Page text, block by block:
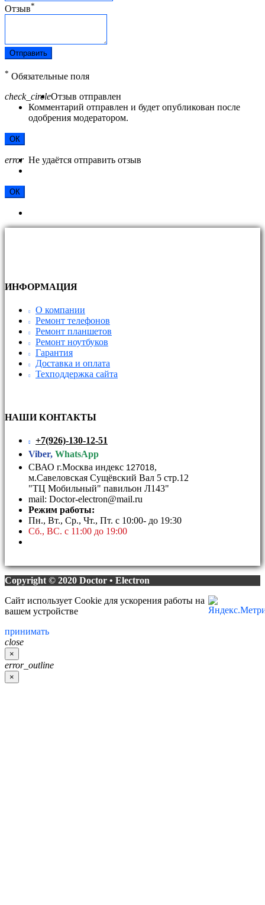
Отзыв*
Отправить
* Обязательные поля
check_circleОтзыв отправлен
Комментарий отправлен и будет опубликован после
одобрения модератором.
ОК
error Не удаётся отправить отзыв
ОК
ИНФОРМАЦИЯ
О компании
Ремонт телефонов
Ремонт планшетов
Ремонт ноутбуков
Гарантия
Доставка и оплата
Техподдержка сайта
НАШИ КОНТАКТЫ
+7(926)-130-12-51
Viber, WhatsApp
СВАО г.Москва индекс 127018,
м.Савеловская Сущёвский Вал 5 стр.12
"ТЦ Мобильный" павильон Л143"
mail: Doctor-electron@mail.ru
Режим работы:
Пн., Вт., Ср., Чт., Пт. с 10:00- до 19:30
Сб., ВС. с 11:00 до 19:00
Copyright © 2020 Doctor • Electron
Сайт использует Cookie для ускорения работы на
вашем устройстве
принимать
close
×
error_outline
×